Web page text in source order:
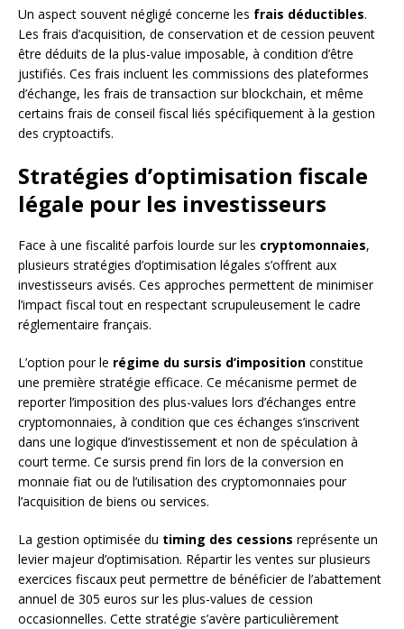
Un aspect souvent négligé concerne les frais déductibles.
Les frais d’acquisition, de conservation et de cession peuvent
être déduits de la plus-value imposable, à condition d’être
justifiés. Ces frais incluent les commissions des plateformes
d’échange, les frais de transaction sur blockchain, et même
certains frais de conseil fiscal liés spécifiquement à la gestion
des cryptoactifs.
Stratégies d’optimisation fiscale
légale pour les investisseurs
Face à une fiscalité parfois lourde sur les cryptomonnaies,
plusieurs stratégies d’optimisation légales s’offrent aux
investisseurs avisés. Ces approches permettent de minimiser
l’impact fiscal tout en respectant scrupuleusement le cadre
réglementaire français.
L’option pour le régime du sursis d’imposition constitue
une première stratégie efficace. Ce mécanisme permet de
reporter l’imposition des plus-values lors d’échanges entre
cryptomonnaies, à condition que ces échanges s’inscrivent
dans une logique d’investissement et non de spéculation à
court terme. Ce sursis prend fin lors de la conversion en
monnaie fiat ou de l’utilisation des cryptomonnaies pour
l’acquisition de biens ou services.
La gestion optimisée du timing des cessions représente un
levier majeur d’optimisation. Répartir les ventes sur plusieurs
exercices fiscaux peut permettre de bénéficier de l’abattement
annuel de 305 euros sur les plus-values de cession
occasionnelles. Cette stratégie s’avère particulièrement